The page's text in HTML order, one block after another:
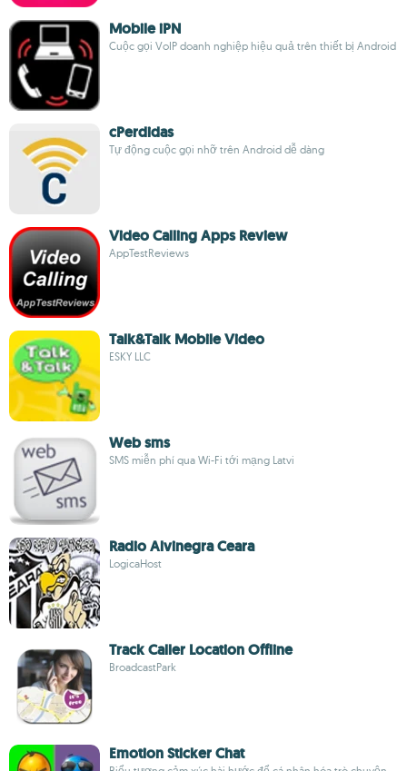
Mobile iPN
Cuộc gọi VoIP doanh nghiệp hiệu quả trên thiết bị Android
cPerdidas
Tự động cuộc gọi nhỡ trên Android dễ dàng
Video Calling Apps Review
AppTestReviews
Talk&Talk Mobile Video
ESKY LLC
Web sms
SMS miễn phí qua Wi-Fi tới mạng Latvi
Radio Alvinegra Ceara
LogicaHost
Track Caller Location Offline
BroadcastPark
Emotion Sticker Chat